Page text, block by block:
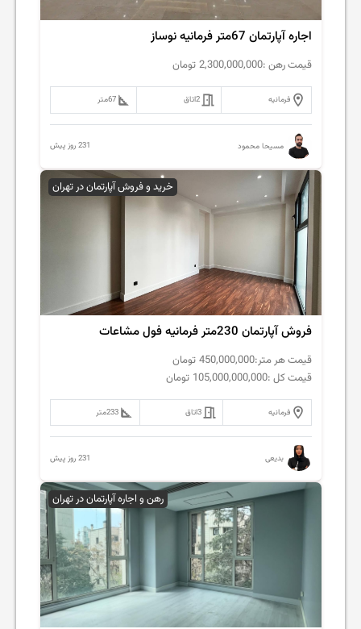
اجاره آپارتمان 67متر فرمانیه نوساز
قیمت رهن :2,300,000,000 تومان
فرمانیه 2اتاق 67متر
مسیحا محمود 231 روز پیش
خرید و فروش آپارتمان در تهران
فروش آپارتمان 230متر فرمانیه فول مشاعات
قیمت هر متر:450,000,000 تومان
قیمت کل :105,000,000,000 تومان
فرمانیه 3اتاق 233متر
بدیعی 231 روز پیش
رهن و اجاره آپارتمان در تهران